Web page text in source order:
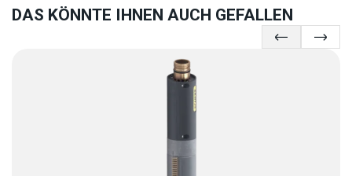
DAS KÖNNTE IHNEN AUCH GEFALLEN